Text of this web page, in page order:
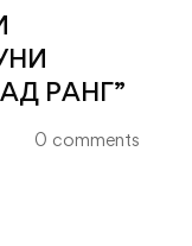
РАНГ”
0 comments